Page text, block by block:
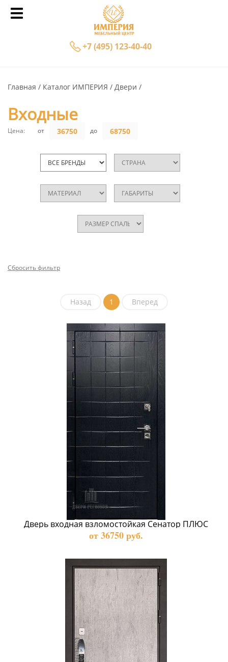
+7 (495) 123-40-40
Главная Каталог ИМПЕРИЯ Двери
Входные
Цена: от до
Сбросить фильтр
Назад 1 Вперед
Дверь входная взломостойкая Сенатор ПЛЮС
от 36750 руб.